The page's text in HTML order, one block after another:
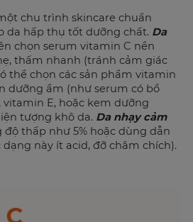
chu trình skincare chuẩn
da hấp thụ tốt dưỡng chất. Da
chọn serum vitamin C nền
thấm nhanh (tránh cảm giác
thể chọn các sản phẩm vitamin
dưỡng ẩm (như serum có bổ
E, hoặc kem dưỡng
tượng khô da. Da nhạy cảm
thấp như 5% hoặc dùng dẫn
dạng này ít acid, đỡ châm chích).